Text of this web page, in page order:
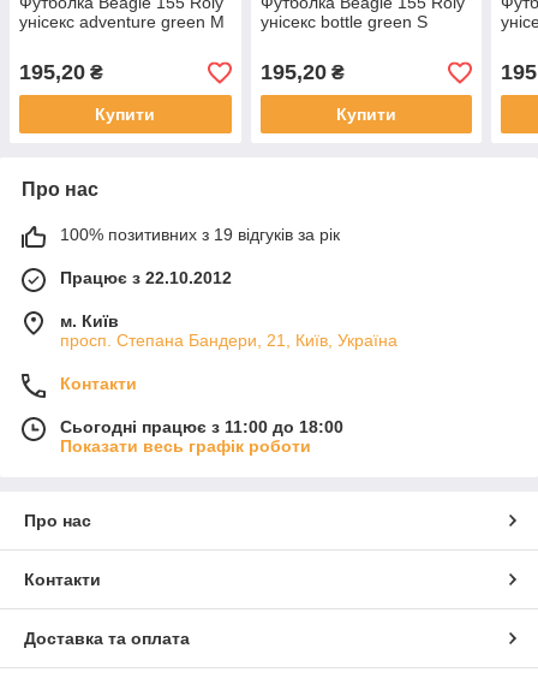
унісекс adventure green M
195,20 ₴
Купити
унісекс bottle green S
195,20₴
Купити
Про нас
100% позитивних з 19 відгуків за рік
Працює з 22.10.2012
м. Київ
просп. Степана Бандери, 21, Київ, Україна
Контакти
Сьогодні працює з 11:00 до 18:00
Показати весь графік роботи
Про нас
Контакти
Доставка та оплата